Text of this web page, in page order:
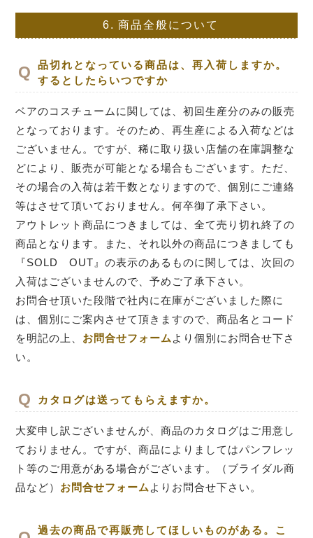
6. 商品全般について
品切れとなっている商品は、再入荷しますか。
するとしたらいつですか
ベアのコスチュームに関しては、初回生産分のみの販売
となっております。そのため、再生産による入荷などは
ございません。ですが、稀に取り扱い店舗の在庫調整な
どにより、販売が可能となる場合もございます。ただ、
その場合の入荷は若干数となりますので、個別にご連絡
等はさせて頂いておりません。何卒御了承下さい。
アウトレット商品につきましては、全て売り切れ終了の
商品となります。また、それ以外の商品につきましても
『SOLD OUT』の表示のあるものに関しては、次回の
入荷はございませんので、予めご了承下さい。
お問合せ頂いた段階で社内に在庫がございました際に
は、個別にご案内させて頂きますので、商品名とコード
を明記の上、 お問合せフォーム より個別にお問合せ下さ
い。
カタログは送ってもらえますか。
大変申し訳ございませんが、商品のカタログはご用意し
ておりません。ですが、商品によりましてはパンフレッ
ト等のご用意がある場合がございます。（ブライダル商
品など） お問合せフォーム よりお問合せ下さい。
過去の商品で再販売してほしいものがある。こ